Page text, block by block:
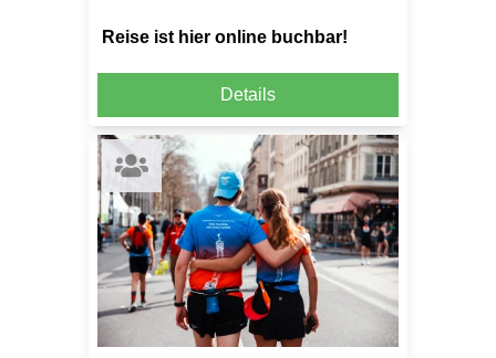
Reise ist hier online buchbar!
Details